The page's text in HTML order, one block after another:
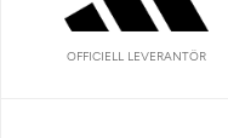
OFFICIELL LEVERANTÖR